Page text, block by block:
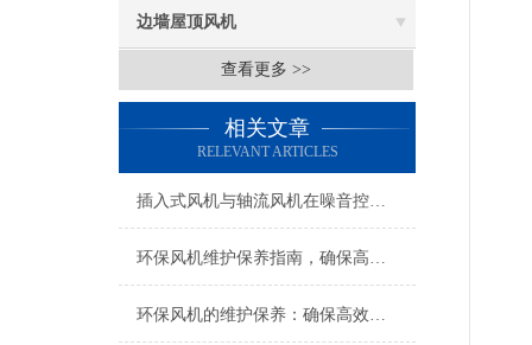
边墙屋顶风机
查看更多 >>
相关文章
RELEVANT ARTICLES
插入式风机与轴流风机在噪音控制上有何差异？
环保风机维护保养指南，确保高效稳定运行
环保风机的维护保养：确保高效运行的关键